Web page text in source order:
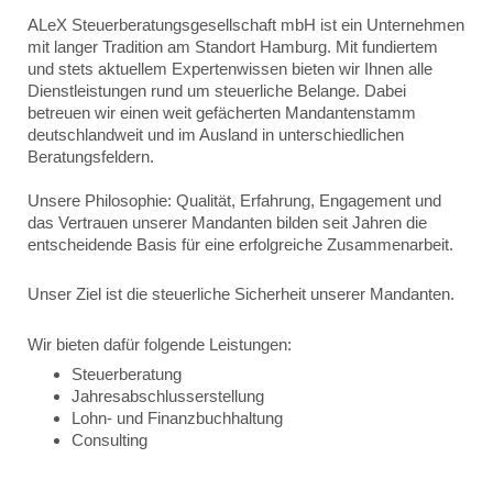
ALeX Steuerberatungsgesellschaft mbH ist ein Unternehmen
mit langer Tradition am Standort Hamburg. Mit fundiertem
und stets aktuellem Expertenwissen bieten wir Ihnen alle
Dienstleistungen rund um steuerliche Belange. Dabei
betreuen wir einen weit gefächerten Mandantenstamm
deutschlandweit und im Ausland in unterschiedlichen
Beratungsfeldern.
Unsere Philosophie: Qualität, Erfahrung, Engagement und
das Vertrauen unserer Mandanten bilden seit Jahren die
entscheidende Basis für eine erfolgreiche Zusammenarbeit.
Unser Ziel ist die steuerliche Sicherheit unserer Mandanten.
Wir bieten dafür folgende Leistungen:
Steuerberatung
Jahresabschlusserstellung
Lohn- und Finanzbuchhaltung
Consulting